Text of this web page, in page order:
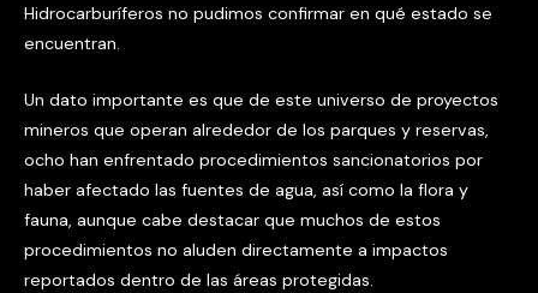
Hidrocarburíferos no pudimos confirmar en qué estado se
encuentran.
Un dato importante es que de este universo de proyectos
mineros que operan alrededor de los parques y reservas,
ocho han enfrentado procedimientos sancionatorios por
haber afectado las fuentes de agua, así como la flora y
fauna, aunque cabe destacar que muchos de estos
procedimientos no aluden directamente a impactos
reportados dentro de las áreas protegidas.